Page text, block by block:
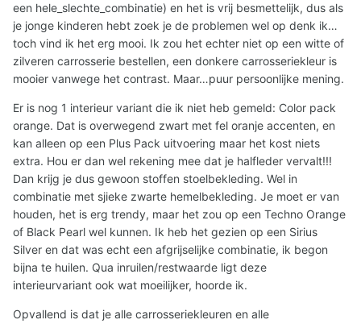
een hele_slechte_combinatie) en het is vrij besmettelijk, dus als
je jonge kinderen hebt zoek je de problemen wel op denk ik…
toch vind ik het erg mooi. Ik zou het echter niet op een witte of
zilveren carrosserie bestellen, een donkere carrosseriekleur is
mooier vanwege het contrast. Maar…puur persoonlijke mening.
Er is nog 1 interieur variant die ik niet heb gemeld: Color pack
orange. Dat is overwegend zwart met fel oranje accenten, en
kan alleen op een Plus Pack uitvoering maar het kost niets
extra. Hou er dan wel rekening mee dat je halfleder vervalt!!!
Dan krijg je dus gewoon stoffen stoelbekleding. Wel in
combinatie met sjieke zwarte hemelbekleding. Je moet er van
houden, het is erg trendy, maar het zou op een Techno Orange
of Black Pearl wel kunnen. Ik heb het gezien op een Sirius
Silver en dat was echt een afgrijselijke combinatie, ik begon
bijna te huilen. Qua inruilen/restwaarde ligt deze
interieurvariant ook wat moeilijker, hoorde ik.
Opvallend is dat je alle carrosseriekleuren en alle